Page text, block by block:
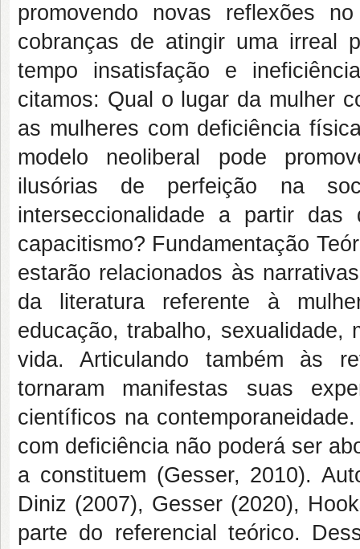
promovendo novas reflexões
cobranças de atingir uma irreal
tempo insatisfação e
citamos: Qual o lugar da mulher
as mulheres com deficiência
modelo neoliberal pode
ilusórias de perfeição na
interseccionalidade a partir
capacitismo? Fundamentação
estarão relacionados às
da literatura referente à
educação, trabalho, sexualidade,
vida. Articulando também às
tornaram manifestas suas
científicos na
com deficiência não poderá ser
a constituem (Gesser, 2010).
Diniz (2007), Gesser (2020),
parte do referencial teórico.